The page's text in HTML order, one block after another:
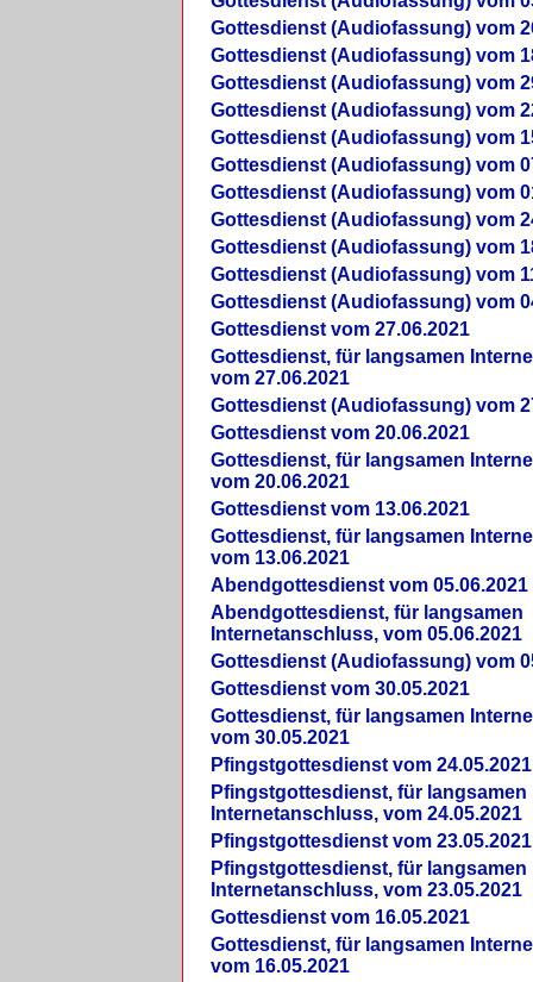
Gottesdienst (Audiofassung) vom
Gottesdienst (Audiofassung) vom
Gottesdienst (Audiofassung) vom
Gottesdienst (Audiofassung) vom
Gottesdienst (Audiofassung) vom
Gottesdienst (Audiofassung) vom
Gottesdienst (Audiofassung) vom
Gottesdienst (Audiofassung) vom
Gottesdienst (Audiofassung) vom
Gottesdienst (Audiofassung) vom
Gottesdienst (Audiofassung) vom
Gottesdienst vom 27.06.2021
Gottesdienst, für langsamen
vom 27.06.2021
Gottesdienst (Audiofassung) vom
Gottesdienst vom 20.06.2021
Gottesdienst, für langsamen
vom 20.06.2021
Gottesdienst vom 13.06.2021
Gottesdienst, für langsamen
vom 13.06.2021
Abendgottesdienst vom 05.06.2021
Abendgottesdienst, für langsamen
Internetanschluss, vom 05.06.2021
Gottesdienst (Audiofassung) vom
Gottesdienst vom 30.05.2021
Gottesdienst, für langsamen
vom 30.05.2021
Pfingstgottesdienst vom 24.05.2021
Pfingstgottesdienst, für langsamen
Internetanschluss, vom 24.05.2021
Pfingstgottesdienst vom 23.05.2021
Pfingstgottesdienst, für langsamen
Internetanschluss, vom 23.05.2021
Gottesdienst vom 16.05.2021
Gottesdienst, für langsamen
vom 16.05.2021